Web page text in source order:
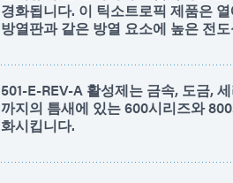
경화됩니다. 이 틱소트로픽 제품은
방열판과 같은 방열 요소에 높은 전
501-E-REV-A 활성제는 금속, 도금,
까지의 틈새에 있는 600시리즈와
화시킵니다.